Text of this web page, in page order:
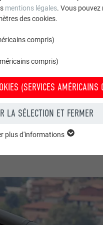
mentions légales. Vous
des cookies.
compris)
compris)
(SERVICES AMÉRICAINS
LA SÉLECTION ET FERMER
relatives aux cookies
compris) » nous aident à
plus d'informations